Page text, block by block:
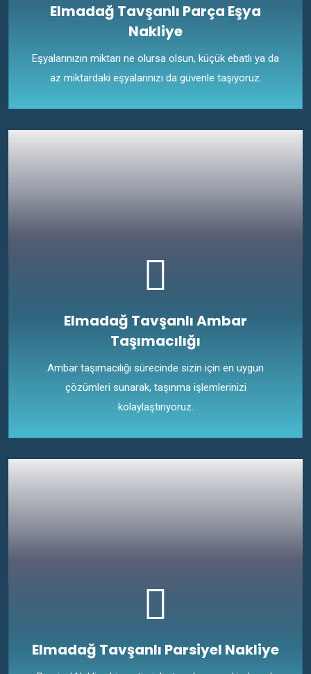
Elmadağ Tavşanlı Parça Eşya
Nakliye
Eşyalarınızın miktarı ne olursa olsun, küçük ebatlı ya da
az miktardaki eşyalarınızı da güvenle taşıyoruz.
Elmadağ Tavşanlı Ambar
Taşımacılığı
Ambar taşımacılığı sürecinde sizin için en uygun
çözümleri sunarak, taşınma işlemlerinizi
kolaylaştırıyoruz.
Elmadağ Tavşanlı Parsiyel Nakliye